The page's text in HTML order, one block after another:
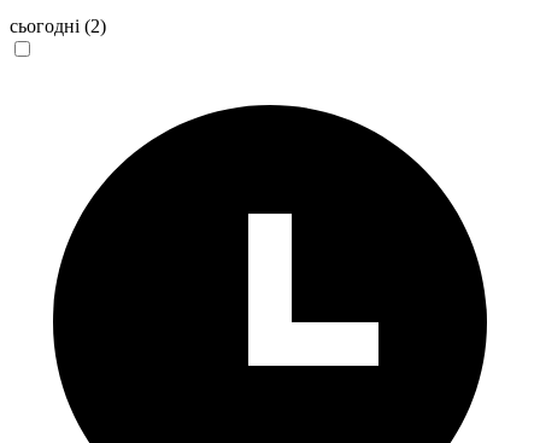
сьогодні (2)